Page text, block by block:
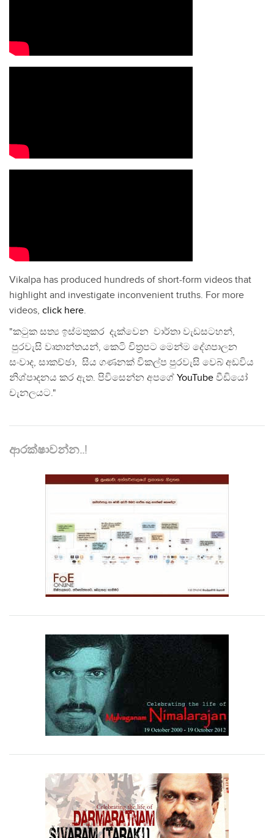
Vikalpa has produced hundreds of short-form videos that
highlight and investigate inconvenient truths. For more
videos, click here.
"කටුක සත්‍ය ඉස්මතුකර දැක්වෙන වාර්තා වැඩසටහන්,
පුරවැසි වෘතාන්තයන්, කෙටි චිත්‍රපට මෙන්ම දේශපාලන
සංවාද, සාකච්ඡා, සිය ගණනක් විකල්ප පුරවැසි වෙබ් අඩවිය
නිශ්පාදනය කර ඇත. පිවිසෙන්න අපගේ YouTube වීඩියෝ
චැනලයට."
ආරක්ෂාවන්න..!